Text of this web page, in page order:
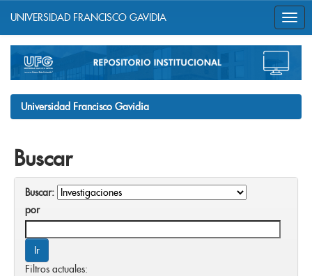
navigation
UNIVERSIDAD FRANCISCO GAVIDIA
Universidad Francisco Gavidia
Buscar
Buscar:
por
Filtros actuales: